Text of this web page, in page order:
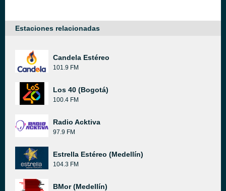
Estaciones relacionadas
Candela Estéreo
101.9 FM
Los 40 (Bogotá)
100.4 FM
Radio Acktiva
97.9 FM
Estrella Estéreo (Medellín)
104.3 FM
BMor (Medellín)